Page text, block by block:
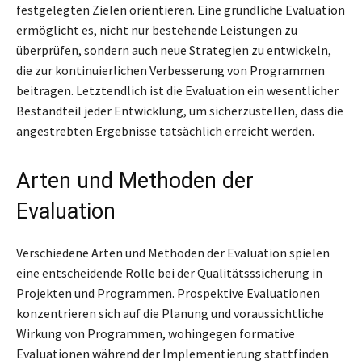
festgelegten Zielen orientieren. Eine gründliche Evaluation
ermöglicht es, nicht nur bestehende Leistungen zu
überprüfen, sondern auch neue Strategien zu entwickeln,
die zur kontinuierlichen Verbesserung von Programmen
beitragen. Letztendlich ist die Evaluation ein wesentlicher
Bestandteil jeder Entwicklung, um sicherzustellen, dass die
angestrebten Ergebnisse tatsächlich erreicht werden.
Arten und Methoden der
Evaluation
Verschiedene Arten und Methoden der Evaluation spielen
eine entscheidende Rolle bei der Qualitätsssicherung in
Projekten und Programmen. Prospektive Evaluationen
konzentrieren sich auf die Planung und voraussichtliche
Wirkung von Programmen, wohingegen formative
Evaluationen während der Implementierung stattfinden